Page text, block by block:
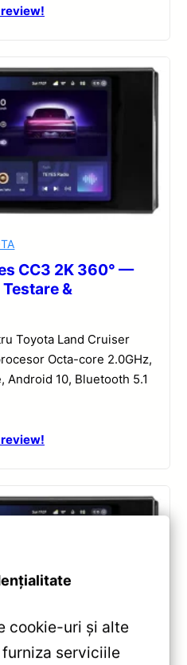
CC3 2K 360° —
&
Toyota Land Cruiser
Octa-core 2.0GHz,
Android 10, Bluetooth 5.1
cookie-uri și alte
serviciile